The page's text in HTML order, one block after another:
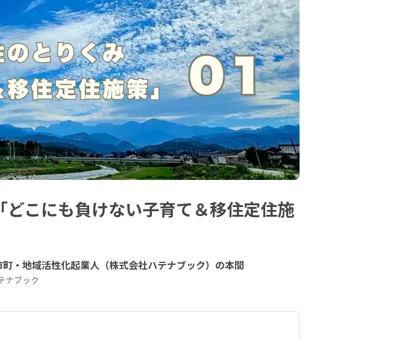
どこにも負けない子育て＆移住定住施
・地域活性化起業人（株式会社ハテナブック）の本間
ナブック